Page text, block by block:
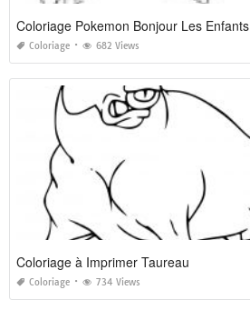
Coloriage Pokemon Bonjour Les Enfants
Coloriage 682 Views
Coloriage à Imprimer Taureau
Coloriage 734 Views